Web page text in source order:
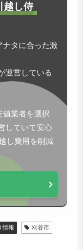
越し侍
ナタに合った激
運営している
値業者を選択
していて安心
し費用を削減
情報
刈谷市